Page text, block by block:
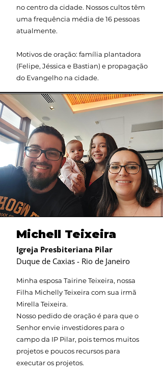
no centro da cidade. Nossos cultos têm
uma frequência média de 16 pessoas
atualmente.
Motivos de oração: família plantadora
(Felipe, Jéssica e Bastian) e propagação
do Evangelho na cidade.
Michell Teixeira
Igreja Presbiteriana Pilar
Duque de Caxias - Rio de Janeiro
Minha esposa Tairine Teixeira, nossa
Filha Michelly Teixeira com sua irmã
Mirella Teixeira.
Nosso pedido de oração é para que o
Senhor envie investidores para o
campo da IP Pilar, pois temos muitos
projetos e poucos recursos para
executar os projetos.